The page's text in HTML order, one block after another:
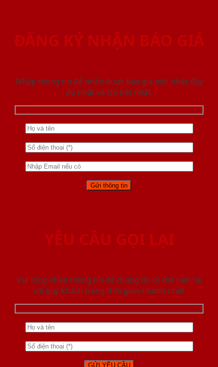
ĐĂNG KÝ NHẬN BÁO GIÁ
Nhập thông tin để nhận được báo giá mới nhât đầy
đủ nhất và chi tiết nhất.
YÊU CẦU GỌI LẠI
Vui lòng nhập thông tin để chúng tôi có thể liên hệ
với quý khách trong thời gian nhanh nhất.